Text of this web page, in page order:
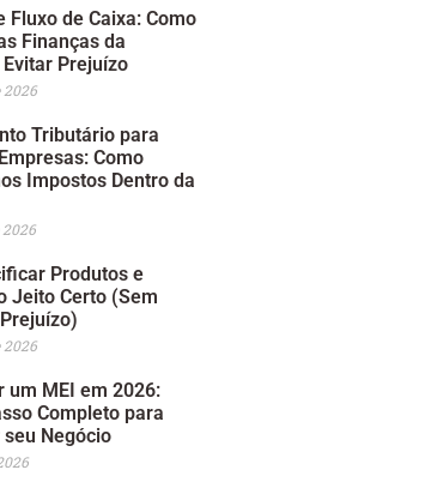
Fluxo de Caixa: Como
Finanças da
Prejuízo
2026
Tributário para
Como
Impostos Dentro da
2026
Produtos e
Jeito Certo (Sem
2026
um MEI em 2026:
Completo para
Negócio